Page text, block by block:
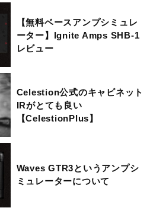
【無料ベースアンプシミュレ
ーター】Ignite Amps SHB-1
レビュー
Celestion公式のキャビネット
IRがとても良い
【CelestionPlus】
Waves GTR3というアンプシ
ミュレーターについて